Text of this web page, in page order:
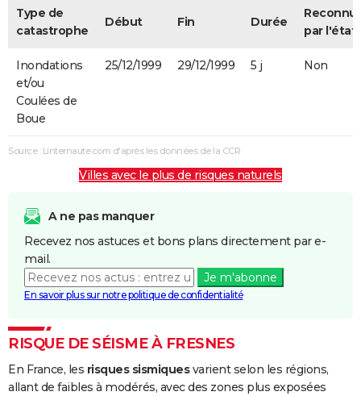
Type de
catastrophe
Début Fin Durée
par l'état
Inondations
et/ou
Coulées de
Boue
25/12/1999 29/12/1999 5 j Non
Source : Linternaute.com d'après les données de la CCR
Villes avec le plus de risques naturels
A ne pas manquer
Recevez nos astuces et bons plans directement par e-
mail.
Je m'abonne
En savoir plus sur notre politique de confidentialité
RISQUE DE SÉISME À FRESNES
En France, les risques sismiquesvarient selon les régions,
allant de faibles à modérés, avec des zones plus exposées